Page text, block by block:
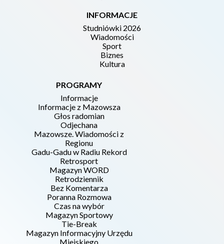
INFORMACJE
Studniówki 2026
Wiadomości
Sport
Biznes
Kultura
PROGRAMY
Informacje
Informacje z Mazowsza
Głos radomian
Odjechana
Mazowsze. Wiadomości z
Regionu
Gadu-Gadu w Radiu Rekord
Retrosport
Magazyn WORD
Retrodziennik
Bez Komentarza
Poranna Rozmowa
Czas na wybór
Magazyn Sportowy
Tie-Break
Magazyn Informacyjny Urzędu
Miejskiego